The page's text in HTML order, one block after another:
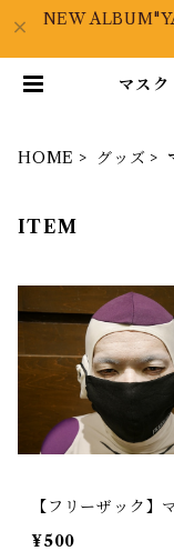
NEW
マス
HOME グッズ
ITEM
【フリーザック】
¥500